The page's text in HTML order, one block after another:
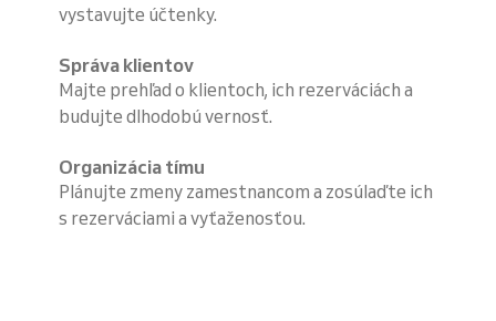
vystavujte účtenky.
Správa klientov
Majte prehľad o klientoch, ich rezerváciách a
budujte dlhodobú vernosť.
Organizácia tímu
Plánujte zmeny zamestnancom a zosúlaďte ich
s rezerváciami a vyťaženosťou.